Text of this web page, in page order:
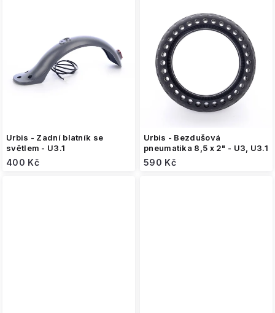
Urbis - Zadní blatník se
světlem - U3.1
400 Kč
Urbis - Bezdušová
pneumatika 8,5 x 2" - U3, U3.1
590 Kč